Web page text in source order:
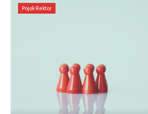
Pojok Rektor